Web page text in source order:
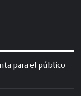
para el público